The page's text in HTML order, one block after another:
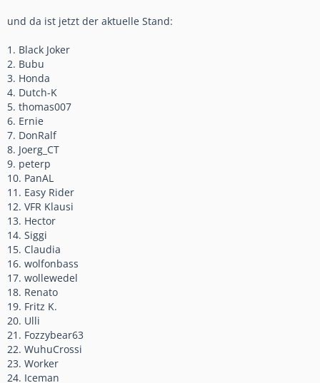
und da ist jetzt der aktuelle Stand:
1. Black Joker
2. Bubu
3. Honda
4. Dutch-K
5. thomas007
6. Ernie
7. DonRalf
8. Joerg_CT
9. peterp
10. PanAL
11. Easy Rider
12. VFR Klausi
13. Hector
14. Siggi
15. Claudia
16. wolfonbass
17. wollewedel
18. Renato
19. Fritz K.
20. Ulli
21. Fozzybear63
22. WuhuCrossi
23. Worker
24. Iceman